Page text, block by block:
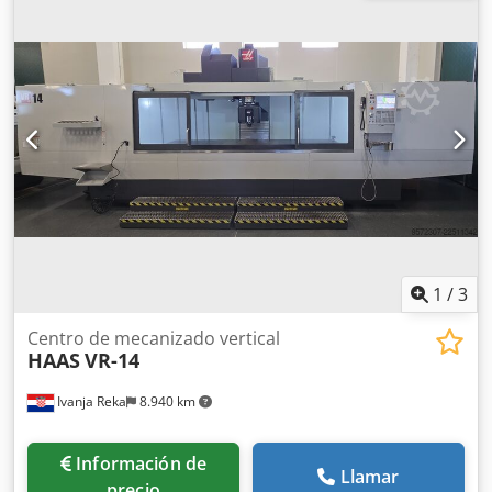
Sistema de cambio de herramientas de alta velocidad, con
capacidad para más de 30 herramientas y montaje lateral.
Dcsdozr U Hyjpfx Apiok Cambiador de paletas integrado
con paletas de 559 x 368 mm con ranuras en T. Las piezas
de la máquina se colocan en una paleta, mientras se
prepara la otra.
1 /3
Ivanja Reka 8.940 km
Centro de mecanizado vertical
HAASVR-14
Información de
Llamar